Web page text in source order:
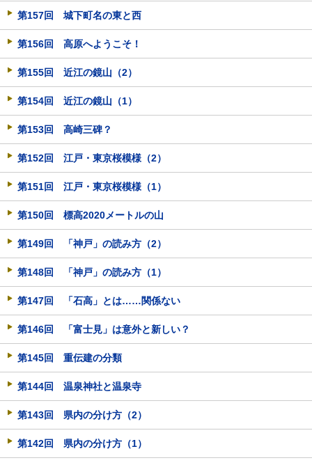
第157回 城下町名の東と西
第156回 高原へようこそ！
第155回 近江の鏡山（2）
第154回 近江の鏡山（1）
第153回 高崎三碑？
第152回 江戸・東京桜模様（2）
第151回 江戸・東京桜模様（1）
第150回 標高2020メートルの山
第149回 「神戸」の読み方（2）
第148回 「神戸」の読み方（1）
第147回 「石高」とは……関係ない
第146回 「富士見」は意外と新しい？
第145回 重伝建の分類
第144回 温泉神社と温泉寺
第143回 県内の分け方（2）
第142回 県内の分け方（1）